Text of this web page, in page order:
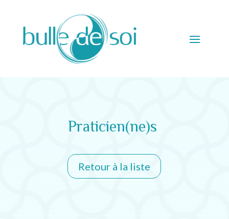
Praticien(ne)s
Retour à la liste